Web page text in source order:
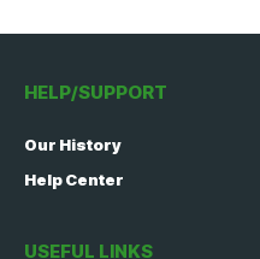
HELP/SUPPORT
Our History
Help Center
USEFUL LINKS